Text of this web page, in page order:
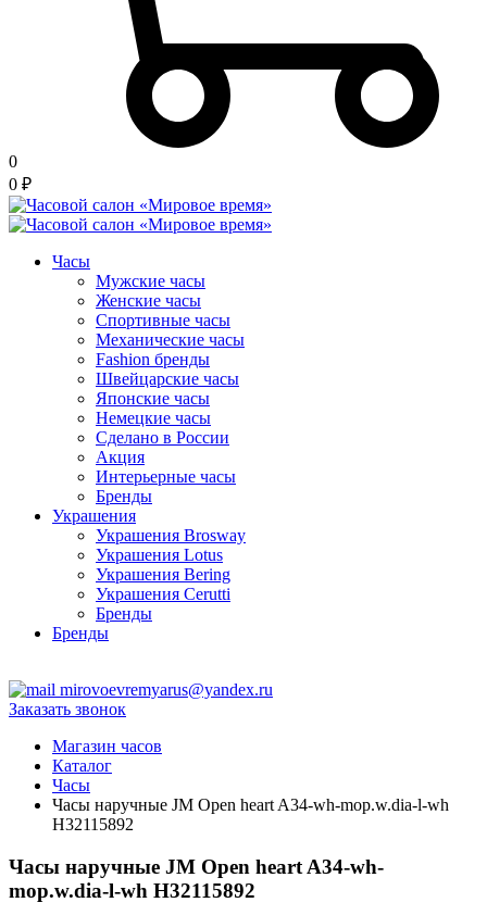
0
0 ₽
Часы
Мужские часы
Женские часы
Спортивные часы
Механические часы
Fashion бренды
Швейцарские часы
Японские часы
Немецкие часы
Сделано в России
Акция
Интерьерные часы
Бренды
Украшения
Украшения Brosway
Украшения Lotus
Украшения Bering
Украшения Cerutti
Бренды
Бренды
mirovoevremyarus@yandex.ru
Заказать звонок
Магазин часов
Каталог
Часы
Часы наручные JM Open heart A34-wh-mop.w.dia-l-wh
H32115892
Часы наручные JM Open heart A34-wh-
mop.w.dia-l-wh H32115892